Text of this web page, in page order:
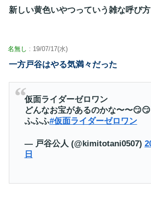
新しい黄色いやつっていう雑な呼び
名無し : 19/07/17(水)
一方戸谷はやる気満々だった
仮面ライダーゼロワン
どんなお宝があるのかな〜〜😏😏
ふふふ#仮面ライダーゼロワン
— 戸谷公人 (@kimitotani0507)
日